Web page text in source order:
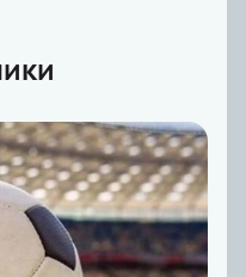
футбольного
захватывающей
на нашем сайте —
большого спорта и
пропустите матч
и поддержите
противостоянии!